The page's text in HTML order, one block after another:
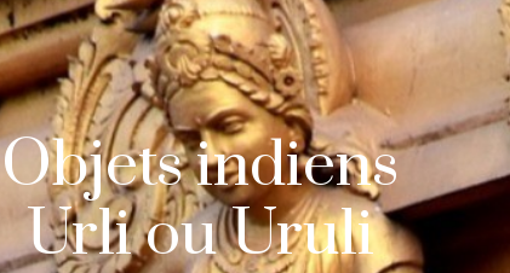
Objets indiens
Urli ou Uruli